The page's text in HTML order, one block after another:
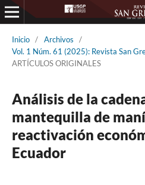
Inicio / Archivos
/
Vol. 1 Núm. 61 (2025): Revista San
ARTÍCULOS ORIGINALES
Análisis de la
mantequilla de
reactivación
Ecuador